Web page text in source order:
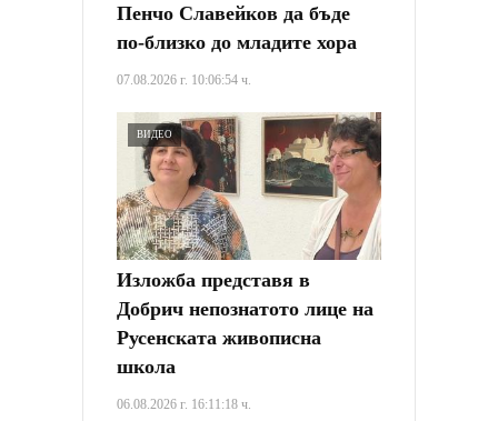
Пенчо Славейков да бъде
по-близко до младите хора
07.08.2026 г. 10:06:54 ч.
ВИДЕО
Изложба представя в
Добрич непознатото лице на
Русенската живописна
школа
06.08.2026 г. 16:11:18 ч.